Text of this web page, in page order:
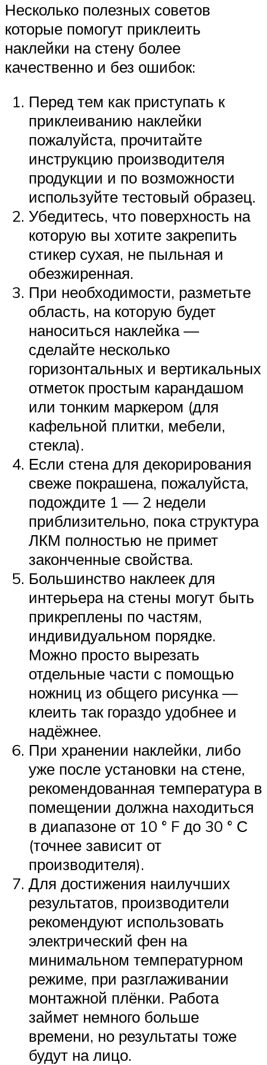
Несколько полезных советов
которые помогут приклеить
наклейки на стену более
качественно и без ошибок:
Перед тем как приступать к
приклеиванию наклейки
пожалуйста, прочитайте
инструкцию производителя
продукции и по возможности
используйте тестовый образец.
Убедитесь, что поверхность на
которую вы хотите закрепить
стикер сухая, не пыльная и
обезжиренная.
При необходимости, разметьте
область, на которую будет
наноситься наклейка —
сделайте несколько
горизонтальных и вертикальных
отметок простым карандашом
или тонким маркером (для
кафельной плитки, мебели,
стекла).
Если стена для декорирования
свеже покрашена, пожалуйста,
подождите 1 — 2 недели
приблизительно, пока структура
ЛКМ полностью не примет
законченные свойства.
Большинство наклеек для
интерьера на стены могут быть
прикреплены по частям,
индивидуальном порядке.
Можно просто вырезать
отдельные части с помощью
ножниц из общего рисунка —
клеить так гораздо удобнее и
надёжнее.
При хранении наклейки, либо
уже после установки на стене,
рекомендованная температура в
помещении должна находиться
в диапазоне от 10 ° F до 30 ° С
(точнее зависит от
производителя).
Для достижения наилучших
результатов, производители
рекомендуют использовать
электрический фен на
минимальном температурном
режиме, при разглаживании
монтажной плёнки. Работа
займет немного больше
времени, но результаты тоже
будут на лицо.